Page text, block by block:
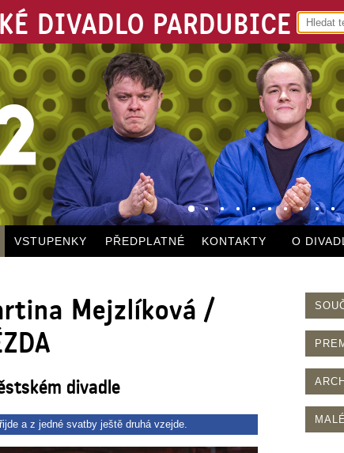
DIVADLO PARDUBICE
VSTUPENKY PŘEDPLATNÉ KONTAKTY O
Mejzlíková /
divadle
a z jedné svatby ještě druhá vzejde.